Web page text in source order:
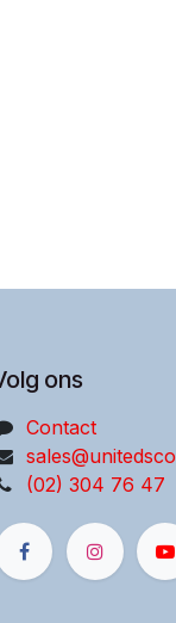
ons
Contact
(02) 304 76 47